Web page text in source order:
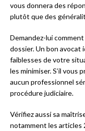
vous donnera des
plutôt que des
Demandez-lui
dossier. Un bon
faiblesses de votre
les minimiser. S’il vous
aucun professionnel
procédure judiciaire.
Vérifiez aussi sa
notamment les articles